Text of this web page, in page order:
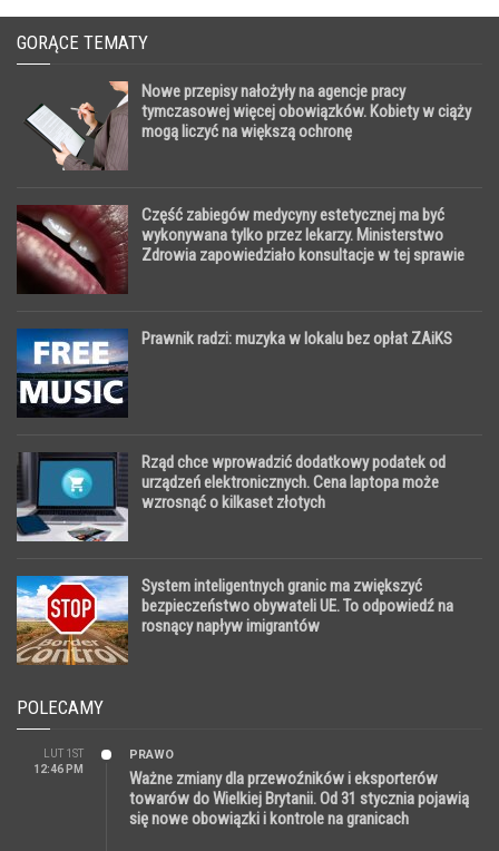
GORĄCE TEMATY
Nowe przepisy nałożyły na agencje pracy
tymczasowej więcej obowiązków. Kobiety w ciąży
mogą liczyć na większą ochronę
Część zabiegów medycyny estetycznej ma być
wykonywana tylko przez lekarzy. Ministerstwo
Zdrowia zapowiedziało konsultacje w tej sprawie
Prawnik radzi: muzyka w lokalu bez opłat ZAiKS
Rząd chce wprowadzić dodatkowy podatek od
urządzeń elektronicznych. Cena laptopa może
wzrosnąć o kilkaset złotych
System inteligentnych granic ma zwiększyć
bezpieczeństwo obywateli UE. To odpowiedź na
rosnący napływ imigrantów
POLECAMY
LUT 1ST
12:46 PM
PRAWO
Ważne zmiany dla przewoźników i eksporterów
towarów do Wielkiej Brytanii. Od 31 stycznia pojawią
się nowe obowiązki i kontrole na granicach